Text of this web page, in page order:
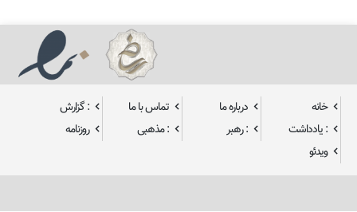
خانه درباره ما تماس با ما
: گزارش
: یادداشت
: رهبر : مذهبی
روزنامه
ویدئو